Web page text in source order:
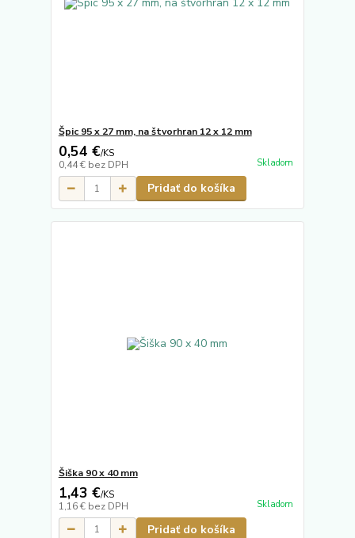
Špic 95 x 27 mm, na štvorhran 12 x 12 mm
0,54 €/KS
0,44 € bez DPH Skladom
Pridať do košíka
Šiška 90 x 40 mm
1,43 €/KS
1,16 € bez DPH Skladom
Pridať do košíka